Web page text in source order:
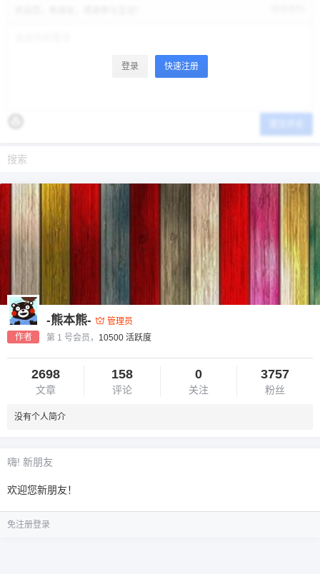
登录 快速注册
作者
-熊本熊-
管理员
第 1 号会员， 10500 活跃度
2698
文章
158
评论
0
关注
3757
粉丝
没有个人简介
嗨! 新朋友
欢迎您新朋友！
免注册登录